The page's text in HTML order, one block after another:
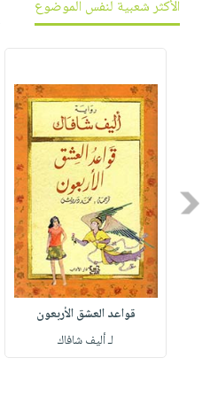
الأكثر شعبية لنفس الموضوع
Previous
قواعد العشق الأربعون
لـ أليف شافاك